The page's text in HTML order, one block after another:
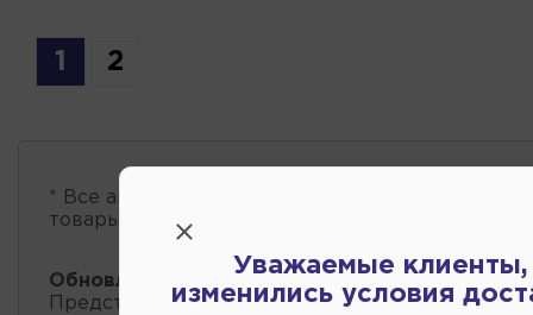
1 2
* Все автозапчасти
товары проходит несколько раз в сутки.
Обновление остатков и цен:
Представленные данные о запчастях на этой
Уважаемые клиенты,
изменились условия